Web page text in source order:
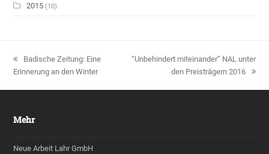
2015(10)
vorheriger
Beitrag:
Badische Zeitung: Eine
Erinnerung an den Winter
Nächster
“Unbehindert miteinander” NAL unter
den Preisträgern 2016
Mehr
Neue Arbeit Lahr GmbH